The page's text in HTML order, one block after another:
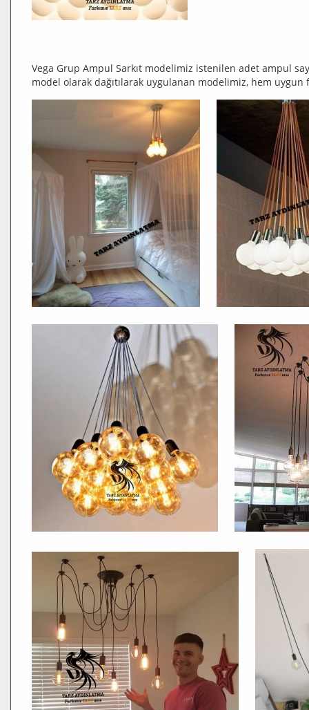
Vega Grup Ampul Sarkıt modelimiz istenilen adet ampul
model olarak dağıtılarak uygulanan modelimiz, hem uygun